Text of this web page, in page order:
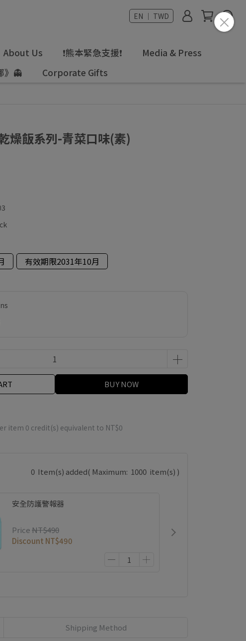
EN ｜ TWD
About Us ❗熊本緊急支援❗
Media & Press
》👻 Corporate Gifts
燥飯系列-青菜口味(素)
有效期限2031年10月
BUY NOW
item 0 credit(s) equivalent to NT$0
0 Item(s) added( Maximum: 1000 item(s) )
安全防護警報器
PriceNT$490
Discount NT$490
Shipping Method